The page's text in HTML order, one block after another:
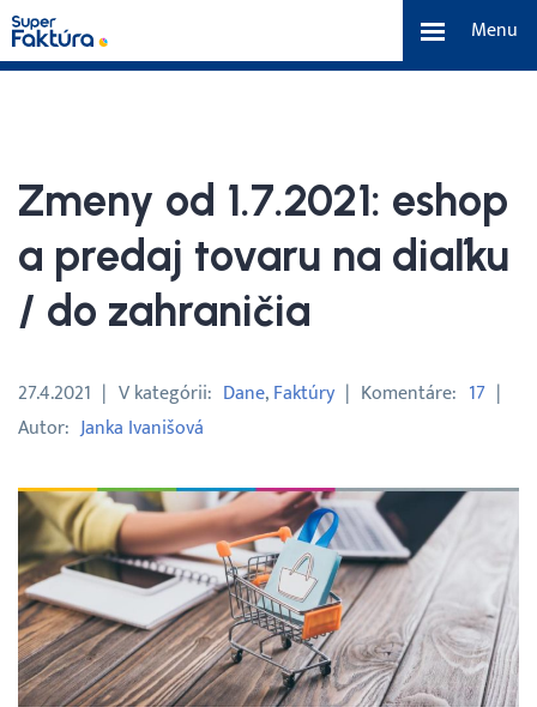
Menu
Cenník
O nás
Kontakt a média
Webináre
Blog
Zmeny od 1.7.2021: eshop
a predaj tovaru na diaľku
/ do zahraničia
27.4.2021 V kategórii Dane Faktúry Komentáre 17
Autor Janka Ivanišová